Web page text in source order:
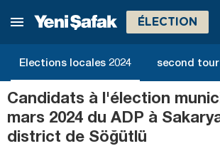
ÉLECTION
Elections locales 2024 second
Candidats à l'élection
mars 2024 du ADP à
district de Söğütlü
Mardin
Muğla
Muş
Nevşehir